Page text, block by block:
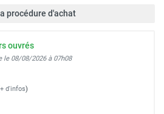
procédure d'achat
ouvrés
le 08/08/2026 à 07h08
+ d'infos)